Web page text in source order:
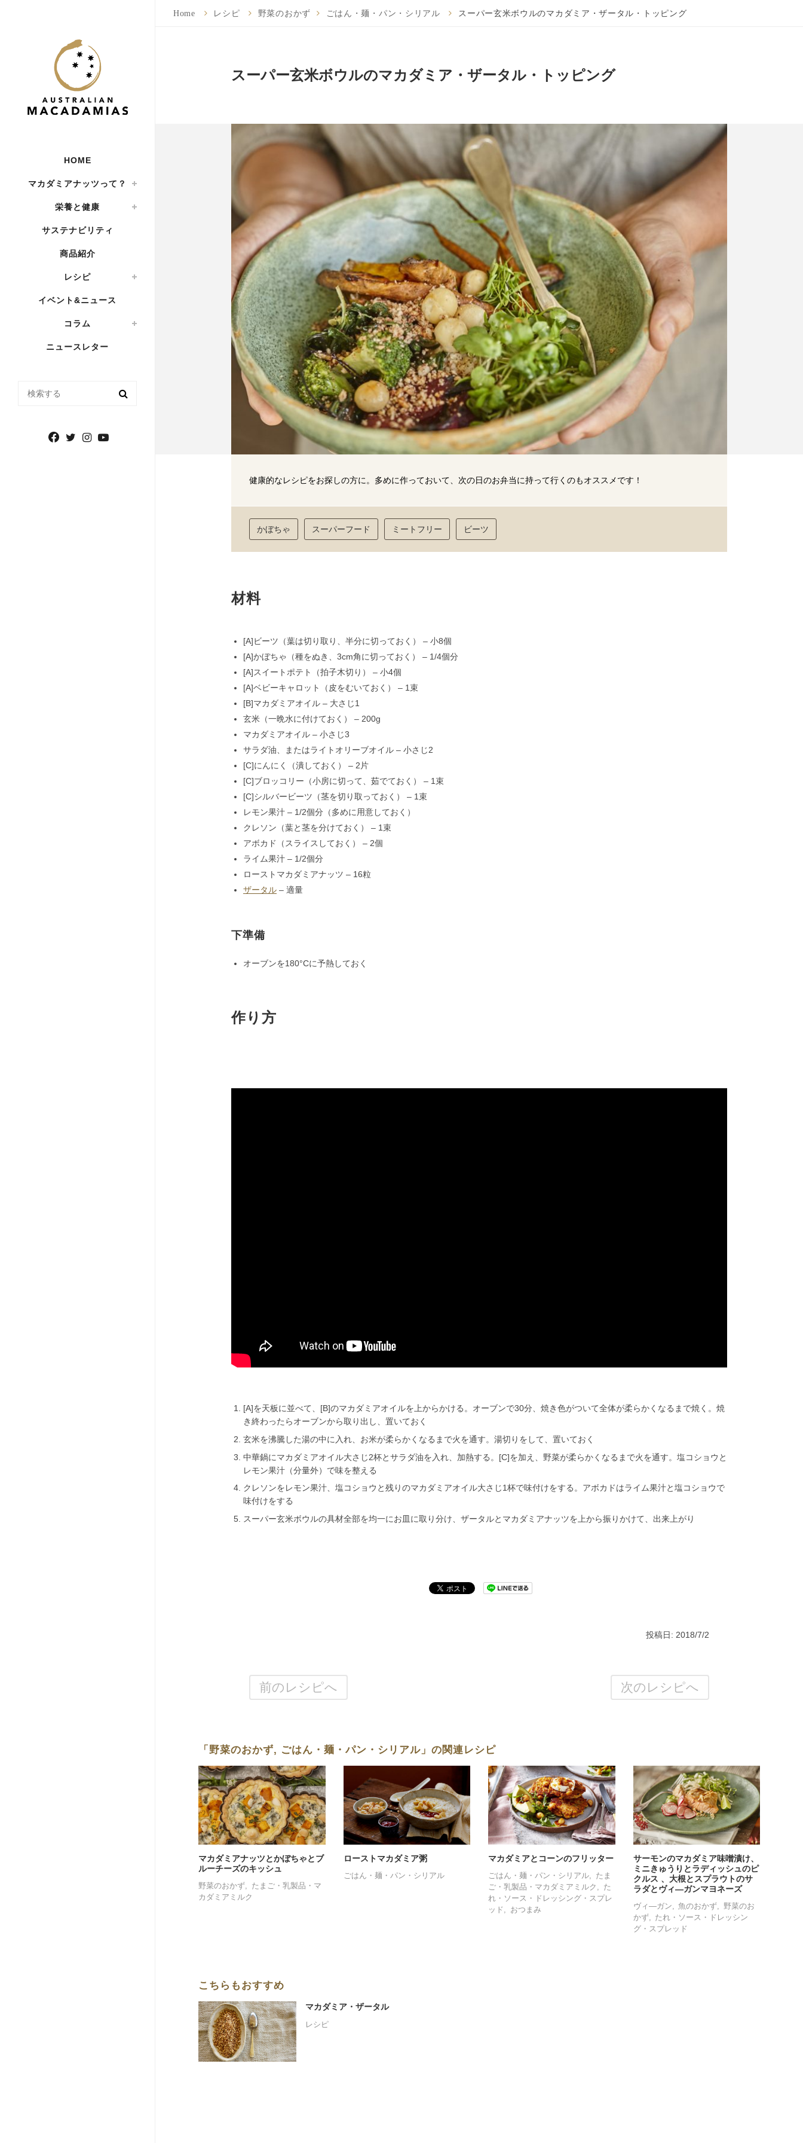
HOME
マカダミアナッツって？
栄養と健康
サステナビリティ
商品紹介
レシピ
イベント&ニュース
コラム
ニュースレター
Home レシピ 野菜のおかず ごはん・麺・パン・シリアル スーパー玄米ボウルのマカダミア・ザータル・トッピング
スーパー玄米ボウルのマカダミア・ザータル・トッピング
健康的なレシピをお探しの方に。多めに作っておいて、次の日のお弁当に持って行くのもオススメです！
かぼちゃ スーパーフード ミートフリー ビーツ
材料
[A]ビーツ（葉は切り取り、半分に切っておく） – 小8個
[A]かぼちゃ（種をぬき、3cm角に切っておく） – 1/4個分
[A]スイートポテト（拍子木切り） – 小4個
[A]ベビーキャロット（皮をむいておく） – 1束
[B]マカダミアオイル – 大さじ1
玄米（一晩水に付けておく） – 200g
マカダミアオイル – 小さじ3
サラダ油、またはライトオリーブオイル – 小さじ2
[C]にんにく（潰しておく） – 2片
[C]ブロッコリー（小房に切って、茹でておく） – 1束
[C]シルバービーツ（茎を切り取っておく） – 1束
レモン果汁 – 1/2個分（多めに用意しておく）
クレソン（葉と茎を分けておく） – 1束
アボカド（スライスしておく） – 2個
ライム果汁 – 1/2個分
ローストマカダミアナッツ – 16粒
ザータル – 適量
下準備
オーブンを180°Cに予熱しておく
作り方
[A]を天板に並べて、[B]のマカダミアオイルを上からかける。オーブンで30分、焼き色がついて全体が柔らかくなるまで焼く。焼
き終わったらオーブンから取り出し、置いておく
玄米を沸騰した湯の中に入れ、お米が柔らかくなるまで火を通す。湯切りをして、置いておく
中華鍋にマカダミアオイル大さじ2杯とサラダ油を入れ、加熱する。[C]を加え、野菜が柔らかくなるまで火を通す。塩コショウと
レモン果汁（分量外）で味を整える
クレソンをレモン果汁、塩コショウと残りのマカダミアオイル大さじ1杯で味付けをする。アボカドはライム果汁と塩コショウで
味付けをする
スーパー玄米ボウルの具材全部を均一にお皿に取り分け、ザータルとマカダミアナッツを上から振りかけて、出来上がり
投稿日: 2018/7/2
前のレシピへ 次のレシピへ
「野菜のおかず, ごはん・麺・パン・シリアル」の関連レシピ
マカダミアナッツとかぼちゃとブ
ルーチーズのキッシュ
野菜のおかず
たまご・乳製品・マ
カダミアミルク
ローストマカダミア粥
ごはん・麺・パン・シリアル
マカダミアとコーンのフリッター
ごはん・麺・パン・シリアル
たま
ご・乳製品・マカダミアミルク
た
れ・ソース・ドレッシング・スプレ
ッド
おつまみ
サーモンのマカダミア味噌漬け、
ミニきゅうりとラディッシュのピ
クルス 、大根とスプラウトのサ
ラダとヴィ―ガンマヨネーズ
ヴィ―ガン 魚のおかず
野菜のお
かず
たれ・ソース・ドレッシン
グ・スプレッド
こちらもおすすめ
マカダミア・ザータル
レシピ